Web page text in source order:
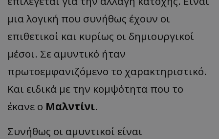
μια λογική που συνήθως έχουν οι
επιθετικοί και κυρίως οι δημιουργικοί
μέσοι. Σε αμυντικό ήταν
πρωτοεμφανιζόμενο το χαρακτηριστικό.
Και ειδικά με την κομψότητα που το
έκανε ο Μαλντίνι.
Συνήθως οι αμυντικοί είναι